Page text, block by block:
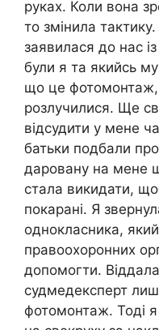
руках. Коли вона
то змінила
заявилася до нас
були я та якийсь
що це фотомонтаж,
розлучилися. Ще
відсудити у мене
батьки подбали
даровану на мене
стала викидати,
покарані. Я
однокласника,
правоохоронних
допомогти.
судмедексперт
фотомонтаж. Тоді